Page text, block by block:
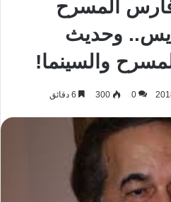
فارس المسرح
يس.. وحديث
والسينما!
0
300